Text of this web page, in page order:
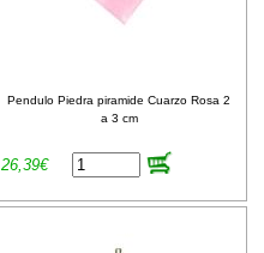
Pendulo Piedra piramide Cuarzo Rosa 2
a 3 cm
26,39€